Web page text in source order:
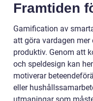
Framtiden
Gamification av
att göra vardagen mer
produktiv. Genom att
och speldesign kan
motiverar
eller